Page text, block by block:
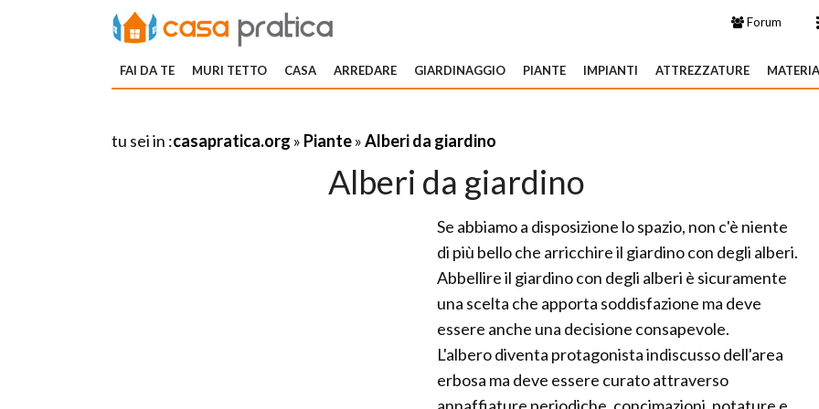
Forum
FAI DA TE MURI TETTO CASA ARREDARE GIARDINAGGIO PIANTE IMPIANTI ATTREZZATURE
tu sei in :casapratica.org » Piante»Alberi da giardino
Alberi da giardino
Se abbiamo a disposizione lo spazio, non c'è niente
di più bello che arricchire il giardino con degli alberi.
Abbellire il giardino con degli alberi è sicuramente
una scelta che apporta soddisfazione ma deve
essere anche una decisione consapevole.
L'albero diventa protagonista indiscusso dell'area
erbosa ma deve essere curato attraverso